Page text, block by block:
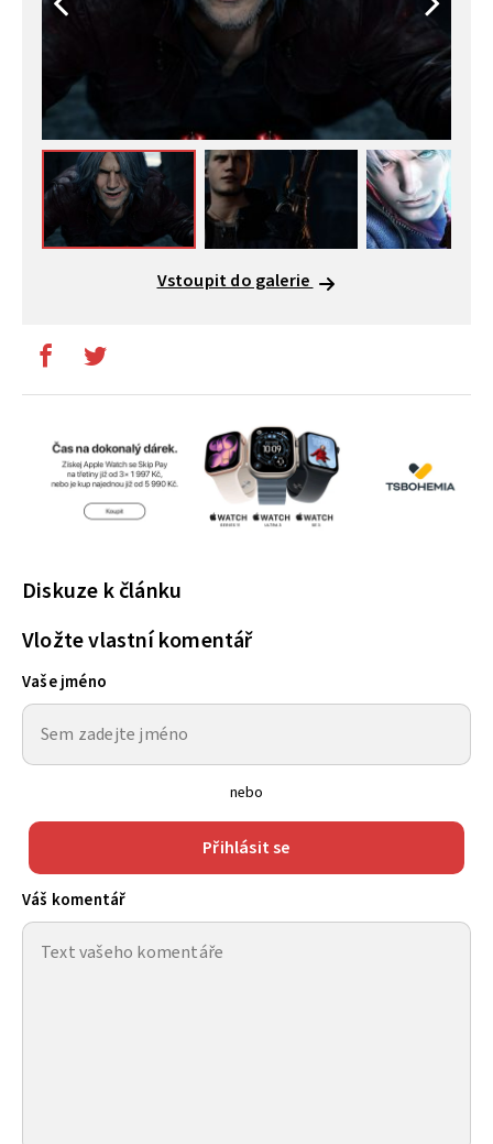
Vstoupit do galerie
Diskuze k článku
Vložte vlastní komentář
Vaše jméno
nebo
Přihlásit se
Váš komentář